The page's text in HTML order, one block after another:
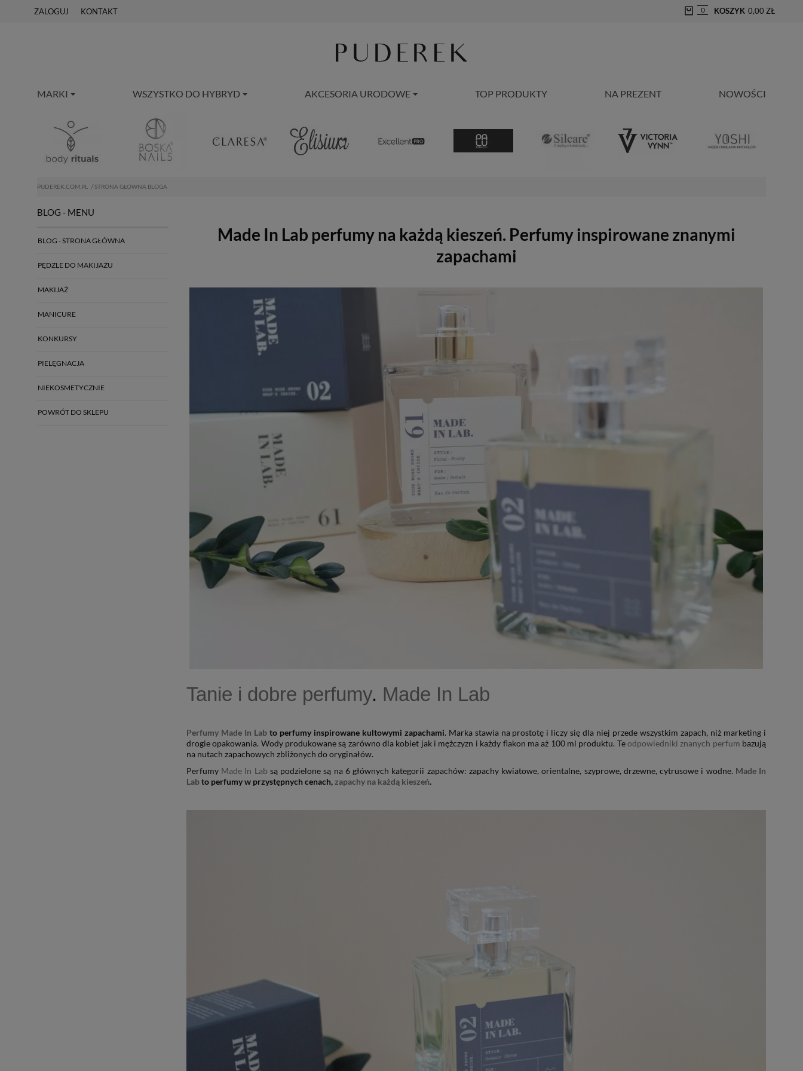
ZALOGUJ KONTAKT 0 KOSZYK 0,00 ZŁ
MARKI WSZYSTKO DO HYBRYD AKCESORIA URODOWE TOP PRODUKTY NA PREZENT NOWOŚCI
PUDEREK.COM.PL STRONA GŁOWNA BLOGA
BLOG - MENU
BLOG - STRONA GŁÓWNA
PĘDZLE DO MAKIJAŻU
MAKIJAŻ
MANICURE
KONKURSY
PIELĘGNACJA
NIEKOSMETYCZNIE
POWRÓT DO SKLEPU
Made In Lab perfumy na każdą kieszeń. Perfumy inspirowane znanymi
zapachami
Tanie i dobre perfumy. Made In Lab
Perfumy Made In Labto perfumy inspirowane kultowymi zapachami. Marka stawia na prostotę i liczy się dla niej przede wszystkim zapach, niż marketing i
drogie opakowania. Wody produkowane są zarówno dla kobiet jak i mężczyzn i każdy flakon ma aż 100 ml produktu. Teodpowiedniki znanych perfum bazują
na nutach zapachowych zbliżonych do oryginałów.
Perfumy Made In Lab są podzielone są na 6 głównych kategorii zapachów: zapachy kwiatowe, orientalne, szyprowe, drzewne, cytrusowe i wodne. Made In
Labto perfumy w przystępnych cenach, zapachy na każdą kieszeń.